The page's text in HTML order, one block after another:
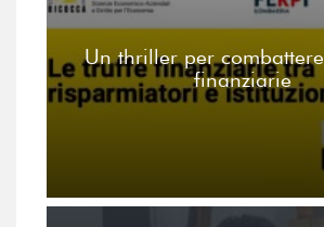
Un thriller per
finanziarie